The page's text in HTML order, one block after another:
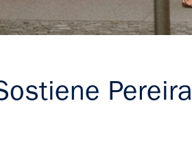
Pereira